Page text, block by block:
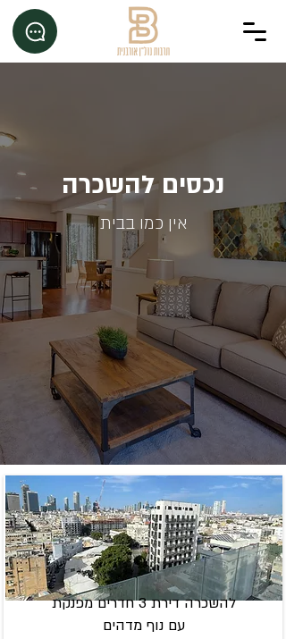
נכסים להשכרה
אין כמו בבית
להשכרה דירת 3 חדרים מפנקת
עם נוף מדהים